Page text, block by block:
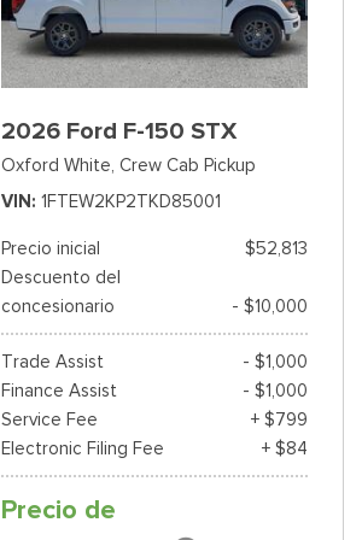
2026 Ford F-150 STX
Oxford White, Crew Cab Pickup
VIN
1FTEW2KP2TKD85001
Precio inicial
$52,813
Descuento del
concesionario
- $10,000
Trade Assist
- $1,000
Finance Assist
- $1,000
Service Fee
+ $799
Electronic Filing Fee
+ $84
Precio de